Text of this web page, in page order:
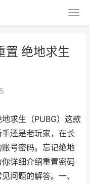
置 绝地求生
求生（PUBG）这款
还是老玩家，在长
号密码。忘记绝地
详细介绍重置密码
问题的解答。一、